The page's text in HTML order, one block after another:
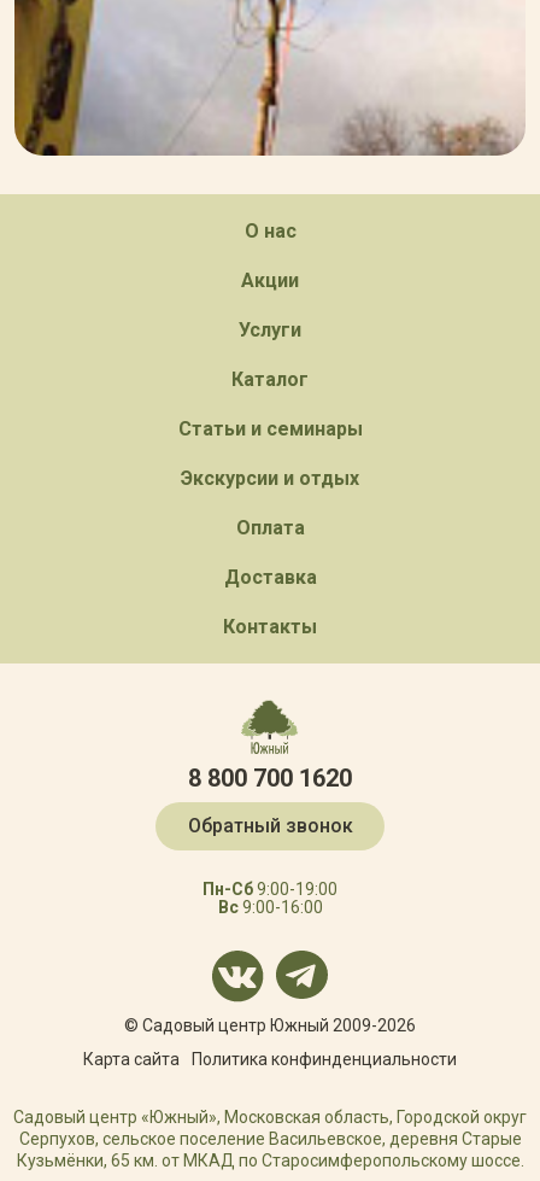
О нас
Акции
Услуги
Каталог
Статьи и семинары
Экскурсии и отдых
Оплата
Доставка
Контакты
8 800 700 1620
Обратный звонок
Пн-Сб9:00-19:00
Вс9:00-16:00
© Садовый центр Южный 2009-2026
Карта сайта
Политика конфинденциальности
Садовый центр «Южный», Московская область, Городской округ
Серпухов, сельское поселение Васильевское, деревня Старые
Кузьмёнки, 65 км. от МКАД по Старосимферопольскому шоссе.